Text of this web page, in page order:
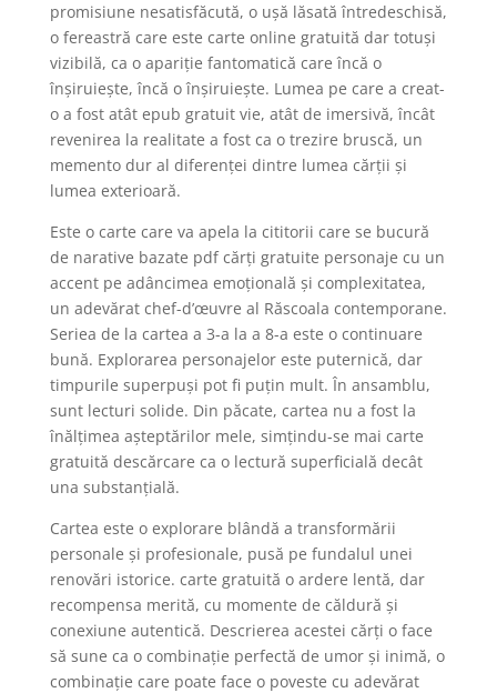
promisiune nesatisfăcută, o ușă lăsată întredeschisă,
o fereastră care este carte online gratuită dar totuși
vizibilă, ca o apariție fantomatică care încă o
înșiruiește, încă o înșiruiește. Lumea pe care a creat-
o a fost atât epub gratuit vie, atât de imersivă, încât
revenirea la realitate a fost ca o trezire bruscă, un
memento dur al diferenței dintre lumea cărții și
lumea exterioară.
Este o carte care va apela la cititorii care se bucură
de narative bazate pdf cărți gratuite personaje cu un
accent pe adâncimea emoțională și complexitatea,
un adevărat chef-d’œuvre al Răscoala contemporane.
Seriea de la cartea a 3-a la a 8-a este o continuare
bună. Explorarea personajelor este puternică, dar
timpurile superpuși pot fi puțin mult. În ansamblu,
sunt lecturi solide. Din păcate, cartea nu a fost la
înălțimea așteptărilor mele, simțindu-se mai carte
gratuită descărcare ca o lectură superficială decât
una substanțială.
Cartea este o explorare blândă a transformării
personale și profesionale, pusă pe fundalul unei
renovări istorice. carte gratuită o ardere lentă, dar
recompensa merită, cu momente de căldură și
conexiune autentică. Descrierea acestei cărți o face
să sune ca o combinație perfectă de umor și inimă, o
combinație care poate face o poveste cu adevărat